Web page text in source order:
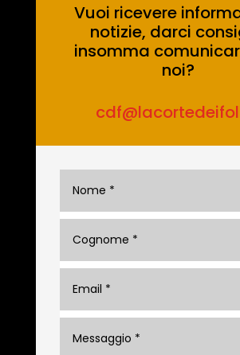
Vuoi ricevere
notizie, darci
insomma
noi?